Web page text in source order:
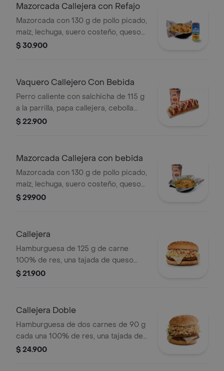
Mazorcada Callejera con Refajo
Mazorcada con 130 g de pollo picado,
maíz, lechuga, suero costeño, queso
costeño, salsa BBQ, salsa Corral,
$ 30.900
Vaquero Callejero Con Bebida
Perro caliente con salchicha de 115 g
a la parrilla, papa callejera, cebolla
picada, salsa blanca, salsa de tomate
$ 22.900
Mazorcada Callejera con bebida
Mazorcada con 130 g de pollo picado,
maíz, lechuga, suero costeño, queso
costeño, salsa BBQ, salsa Corral,
$ 29.900
Callejera
Hamburguesa de 125 g de carne
100% de res, una tajada de queso
tipo mozzarella, papas callejera, salsa
$ 21.900
Callejera Doble
Hamburguesa de dos carnes de 90 g
cada una 100% de res, una tajada de
queso tipo mozzarella, papas
$ 24.900